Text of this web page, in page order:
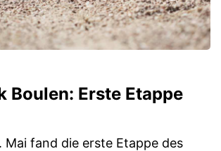
Boulen: Erste Etappe
Mai fand die erste Etappe des